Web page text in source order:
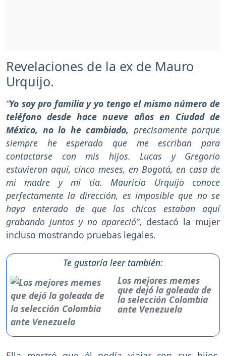
Revelaciones de la ex de Mauro
Urquijo.
“Yo soy pro familia y yo tengo el mismo número de
teléfono desde hace nueve años en Ciudad de
México, no lo he cambiado, precisamente porque
siempre he esperado que me escriban para
contactarse con mis hijos. Lucas y Gregorio
estuvieron aquí, cinco meses, en Bogotá, en casa de
mi madre y mi tía. Mauricio Urquijo conoce
perfectamente la dirección, es imposible que no se
haya enterado de que los chicos estaban aquí
grabando juntos y no apareció”, destacó la mujer
incluso mostrando pruebas legales.
Te gustaría leer también:
Los mejores memes
que dejó la goleada de
la selección Colombia
ante Venezuela